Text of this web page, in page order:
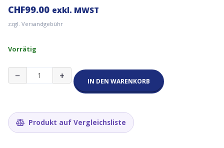
CHF99.00 exkl. MWST
zzgl. Versandgebühr
Vorrätig
−
Milesight
WT301
Thermostat
Menge
+ IN DEN WARENKORB
Produkt auf Vergleichsliste